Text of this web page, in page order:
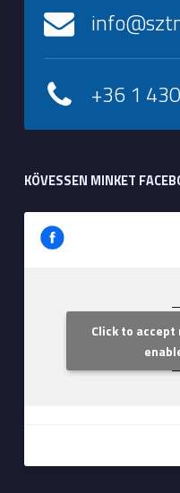
+36 1
KÖVESSEN MINKET
Szent
Click to